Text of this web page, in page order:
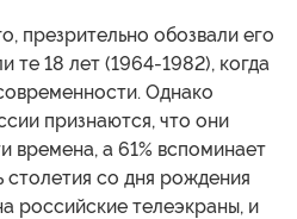
презрительно обозвали его
те 18 лет (1964-1982), когда
Однако
признаются, что они
времена, а 61% вспоминает
столетия со дня рождения
российские телеэкраны, и